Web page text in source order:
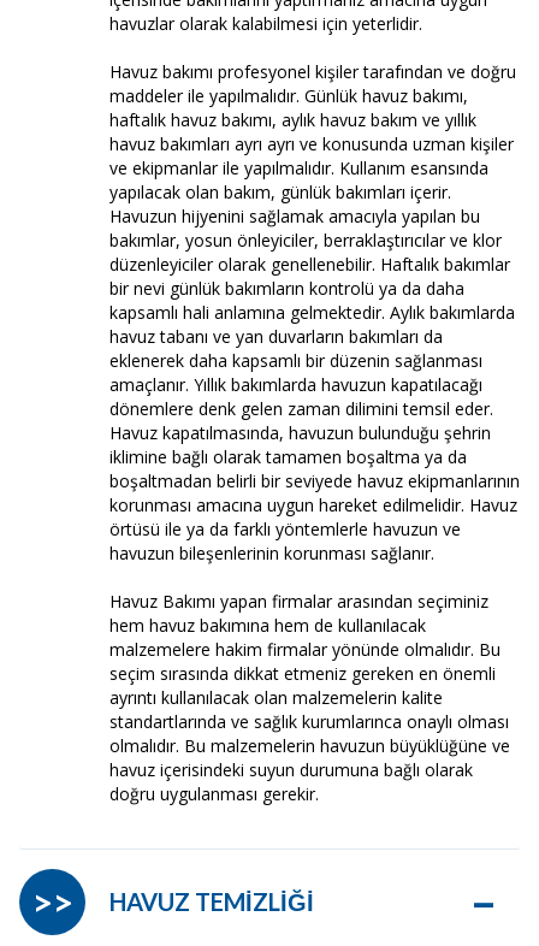
havuzlar olarak kalabilmesi için yeterlidir.
Havuz bakımı profesyonel kişiler tarafından ve doğru
maddeler ile yapılmalıdır. Günlük havuz bakımı,
haftalık havuz bakımı, aylık havuz bakım ve yıllık
havuz bakımları ayrı ayrı ve konusunda uzman kişiler
ve ekipmanlar ile yapılmalıdır. Kullanım esansında
yapılacak olan bakım, günlük bakımları içerir.
Havuzun hijyenini sağlamak amacıyla yapılan bu
bakımlar, yosun önleyiciler, berraklaştırıcılar ve klor
düzenleyiciler olarak genellenebilir. Haftalık bakımlar
bir nevi günlük bakımların kontrolü ya da daha
kapsamlı hali anlamına gelmektedir. Aylık bakımlarda
havuz tabanı ve yan duvarların bakımları da
eklenerek daha kapsamlı bir düzenin sağlanması
amaçlanır. Yıllık bakımlarda havuzun kapatılacağı
dönemlere denk gelen zaman dilimini temsil eder.
Havuz kapatılmasında, havuzun bulunduğu şehrin
iklimine bağlı olarak tamamen boşaltma ya da
boşaltmadan belirli bir seviyede havuz ekipmanlarının
korunması amacına uygun hareket edilmelidir. Havuz
örtüsü ile ya da farklı yöntemlerle havuzun ve
havuzun bileşenlerinin korunması sağlanır.
Havuz Bakımı yapan firmalar arasından seçiminiz
hem havuz bakımına hem de kullanılacak
malzemelere hakim firmalar yönünde olmalıdır. Bu
seçim sırasında dikkat etmeniz gereken en önemli
ayrıntı kullanılacak olan malzemelerin kalite
standartlarında ve sağlık kurumlarınca onaylı olması
olmalıdır. Bu malzemelerin havuzun büyüklüğüne ve
havuz içerisindeki suyun durumuna bağlı olarak
doğru uygulanması gerekir.
HAVUZ TEMİZLİĞİ –
>>